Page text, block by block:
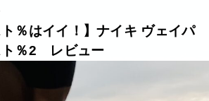
ト％はイイ！】ナイキ ヴェイパ
ト％2 レビュー